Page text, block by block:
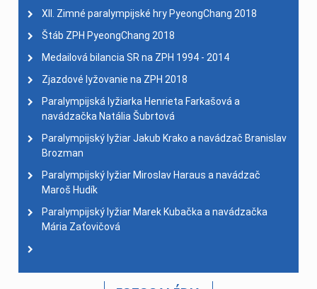
XII. Zimné paralympijské hry PyeongChang 2018
Štáb ZPH PyeongChang 2018
Medailová bilancia SR na ZPH 1994 - 2014
Zjazdové lyžovanie na ZPH 2018
Paralympijská lyžiarka Henrieta Farkašová a
navádzačka Natália Šubrtová
Paralympijský lyžiar Jakub Krako a navádzač Branislav
Brozman
Paralympijský lyžiar Miroslav Haraus a navádzač
Maroš Hudík
Paralympijský lyžiar Marek Kubačka a navádzačka
Mária Zaťovičová